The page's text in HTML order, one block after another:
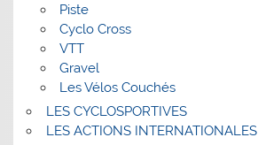
Piste
Cyclo Cross
VTT
Gravel
Les Vélos Couchés
LES CYCLOSPORTIVES
LES ACTIONS INTERNATIONALES